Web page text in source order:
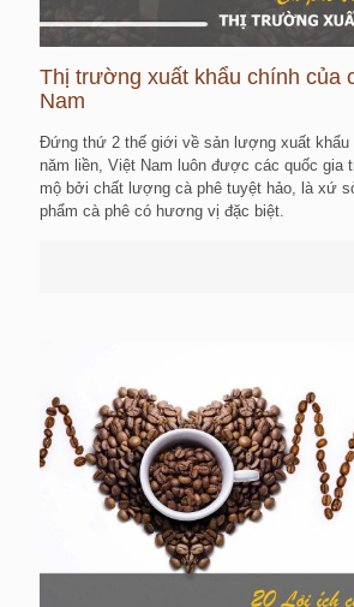
Thị trường xuất khẩu chính của
Nam
Đứng thứ 2 thế giới về sản lượng xuất khẩu
năm liền, Việt Nam luôn được các quốc gia
mộ bởi chất lượng cà phê tuyệt hảo, là xứ
phẩm cà phê có hương vị đặc biệt.